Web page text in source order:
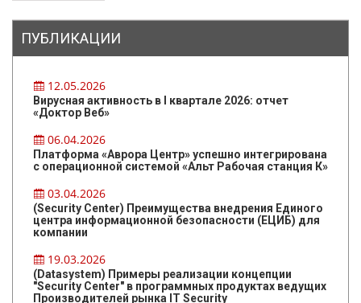
ПУБЛИКАЦИИ
12.05.2026
Вирусная активность в I квартале 2026: отчет
«Доктор Веб»
06.04.2026
Платформа «Аврора Центр» успешно интегрирована
с операционной системой «Альт Рабочая станция К»
03.04.2026
(Security Center) Преимущества внедрения Единого
центра информационной безопасности (ЕЦИБ) для
компании
19.03.2026
(Datasystem) Примеры реализации концепции
"Security Center" в программных продуктах ведущих
Производителей рынка IT Security